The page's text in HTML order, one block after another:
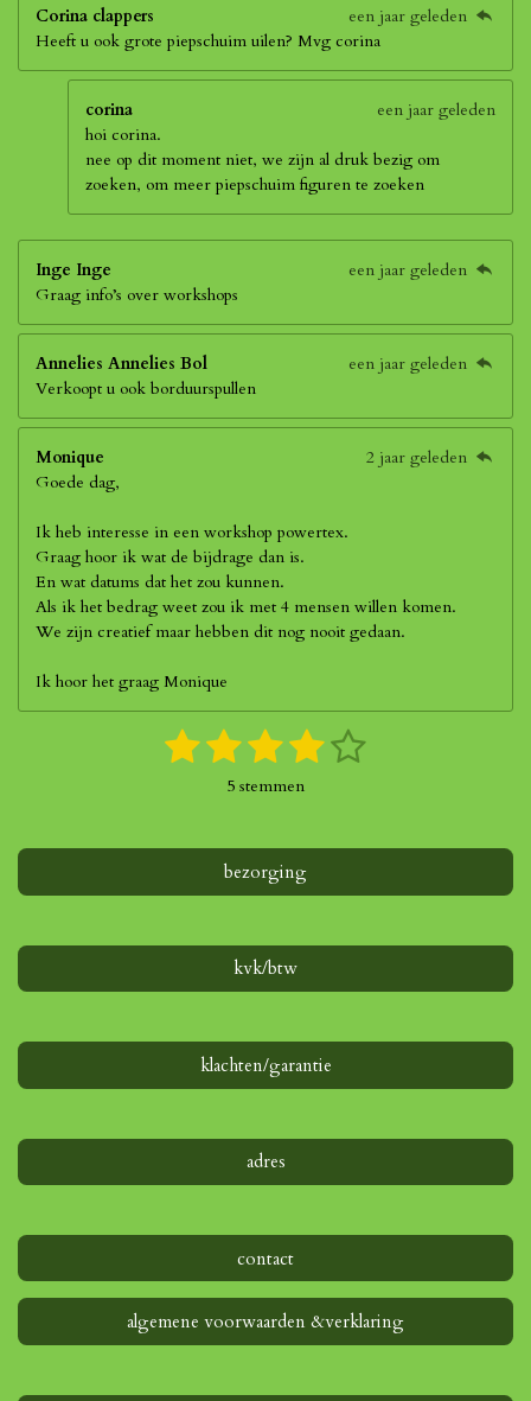
Corina clappers
een jaar geleden
Heeft u ook grote piepschuim uilen? Mvg corina
corina
een jaar geleden
hoi corina.
nee op dit moment niet, we zijn al druk bezig om
zoeken, om meer piepschuim figuren te zoeken
Inge Inge
een jaar geleden
Graag info’s over workshops
Annelies Annelies Bol
een jaar geleden
Verkoopt u ook borduurspullen
Monique
2 jaar geleden
Goede dag,
Ik heb interesse in een workshop powertex.
Graag hoor ik wat de bijdrage dan is.
En wat datums dat het zou kunnen.
Als ik het bedrag weet zou ik met 4 mensen willen komen.
We zijn creatief maar hebben dit nog nooit gedaan.
Ik hoor het graag Monique
:
e
r
n
1
e
r
2
e
r
r
3
s
e
r
r
e
4
s
e
r
r
e
5
e
r
r
e
5 stemmen
bezorging
kvk/btw
klachten/garantie
adres
contact
algemene voorwaarden &verklaring